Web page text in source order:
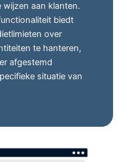
aan klanten.
biedt
over
te hanteren,
afgestemd
situatie van